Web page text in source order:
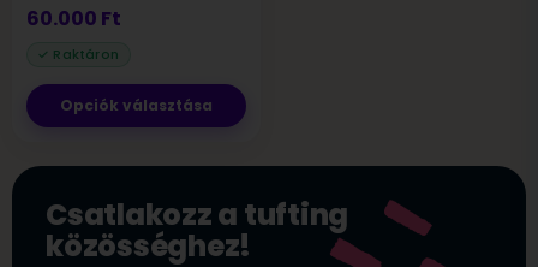
60.000 Ft
Opciók választása
Csatlakozz a tufting
közösséghez!